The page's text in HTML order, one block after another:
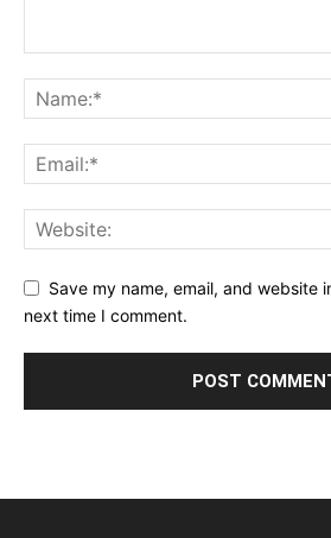
Save my name, email, and website
next time I comment.